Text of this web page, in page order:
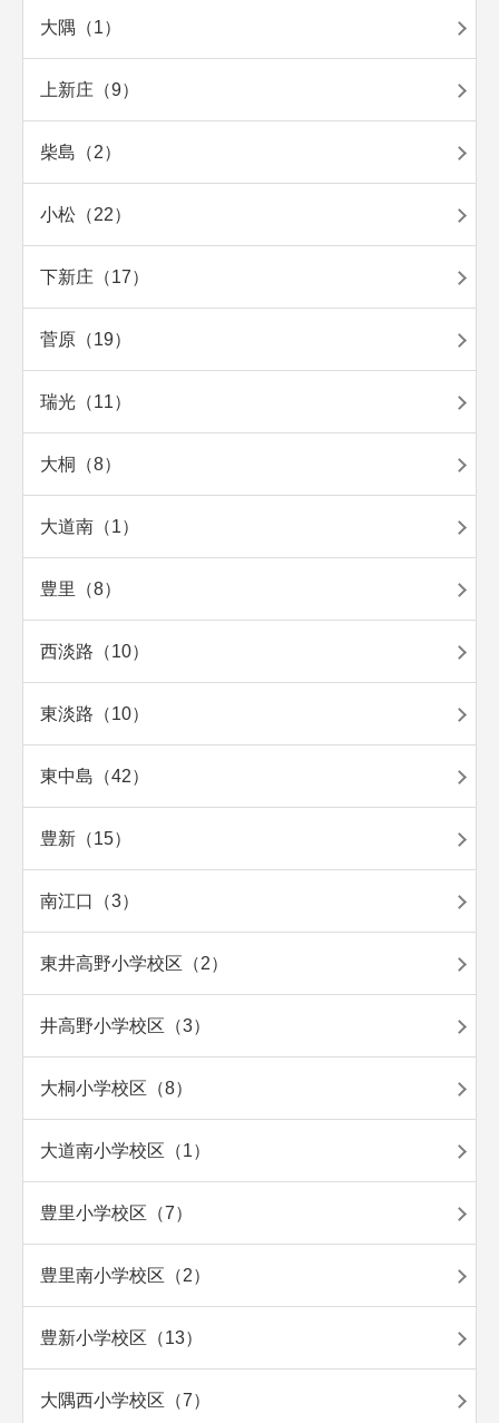
大隅（1）
上新庄（9）
柴島（2）
小松（22）
下新庄（17）
菅原（19）
瑞光（11）
大桐（8）
大道南（1）
豊里（8）
西淡路（10）
東淡路（10）
東中島（42）
豊新（15）
南江口（3）
東井高野小学校区（2）
井高野小学校区（3）
大桐小学校区（8）
大道南小学校区（1）
豊里小学校区（7）
豊里南小学校区（2）
豊新小学校区（13）
大隅西小学校区（7）